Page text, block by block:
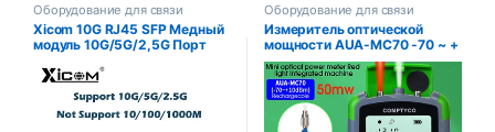
Оборудование для связи
Xicom 10G RJ45 SFP Медный
модуль 10G/5G/2,5G Порт
10GBase-T RJ45 Совместим с
Ethernet-коммутатором
Cisco/Mikrotik
Оборудование для связи
Измеритель оптической
мощности AUA-MC70 -70 ~ +
10 дБм 4 в 1
Многофункциональный
тестер оптоволоконного
сетевого кабеля OPM VFL 1-
50 МВт (опция)